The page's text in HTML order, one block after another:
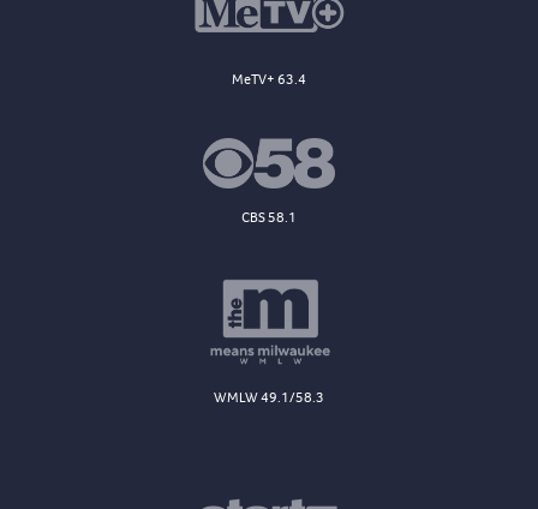
MeTV+ 63.4
CBS 58.1
WMLW 49.1/58.3